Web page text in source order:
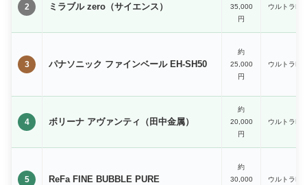
2 ミラブル zero（サイエンス）
35,000
円
ウルトラFB
3 パナソニック ファインベール EH-SH50
約
25,000
円
ウルトラFB
4 ボリーナ アヴァンティ（田中金属）
約
20,000
円
ウルトラFB
5 ReFa FINE BUBBLE PURE
約
30,000
ウルトラFB